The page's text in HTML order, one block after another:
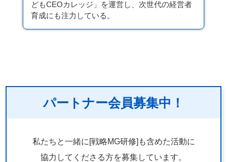
どもCEOカレッジ」を運営し、次世代の経営者
育成にも注力している。
パートナー会員募集中！
私たちと一緒に[戦略MG研修]も含めた活動に
協力してくださる方を募集しています。